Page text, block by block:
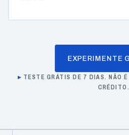
EXPERIMENTE
TESTE GRÁTIS DE 7 DIAS. NÃO
CRÉDITO.